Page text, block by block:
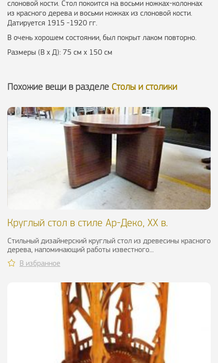
слоновой кости. Стол покоится на восьми ножках-колоннах
из красного дерева и восьми ножках из слоновой кости.
Датируется 1915 -1920 гг.
В очень хорошем состоянии, был покрыт лаком повторно.
Размеры (В х Д): 75 см х 150 см
Похожие вещи в разделе Столы и столики
Круглый стол в стиле Ар-Деко, ХХ в.
Стильный дизайнерский круглый стол из древесины красного
дерева, напоминающий работы известного...
В избранное